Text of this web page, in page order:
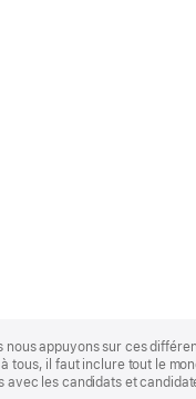
appuyons sur ces
il faut inclure tout le
les candidats et